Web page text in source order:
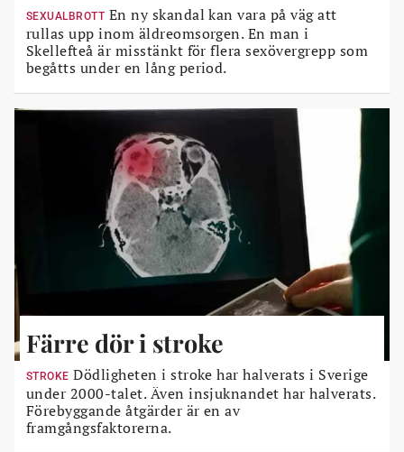
SEXUALBROTT En ny skandal kan vara på väg att
rullas upp inom äldreomsorgen. En man i
Skellefteå är misstänkt för flera sexövergrepp som
begåtts under en lång period.
Färre dör i stroke
STROKE Dödligheten i stroke har halverats i Sverige
under 2000-talet. Även insjuknandet har halverats.
Förebyggande åtgärder är en av
framgångsfaktorerna.